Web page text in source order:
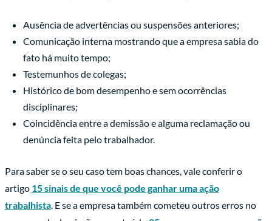
Ausência de advertências ou suspensões anteriores;
Comunicação interna mostrando que a empresa sabia do
fato há muito tempo;
Testemunhos de colegas;
Histórico de bom desempenho e sem ocorrências
disciplinares;
Coincidência entre a demissão e alguma reclamação ou
denúncia feita pelo trabalhador.
Para saber se o seu caso tem boas chances, vale conferir o
artigo 15 sinais de que você pode ganhar uma ação
trabalhista. E se a empresa também cometeu outros erros no